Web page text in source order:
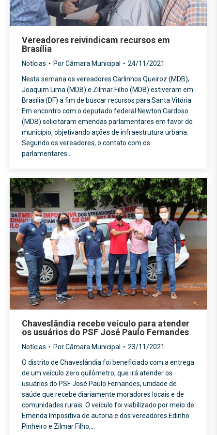
Vereadores reivindicam recursos em
Brasília
Notícias PorCâmara Municipal
24/11/2021
Nesta semana os vereadores Carlinhos Queiroz (MDB),
Joaquim Lima (MDB) e Zilmar Filho (MDB) estiveram em
Brasília (DF) a fim de buscar recursos para Santa Vitória.
Em encontro com o deputado federal Newton Cardoso
(MDB) solicitaram emendas parlamentares em favor do
município, objetivando ações de infraestrutura urbana.
Segundo os vereadores, o contato com os
parlamentares…
Chaveslândia recebe veículo para atender
os usuários do PSF José Paulo Fernandes
Notícias PorCâmara Municipal
23/11/2021
O distrito de Chaveslândia foi beneficiado com a entrega
de um veículo zero quilômetro, que irá atender os
usuários do PSF José Paulo Fernandes, unidade de
saúde que recebe diariamente moradores locais e de
comunidades rurais. O veículo foi viabilizado por meio de
Emenda Impositiva de autoria e dos vereadores Edinho
Pinheiro e Zilmar Filho,…